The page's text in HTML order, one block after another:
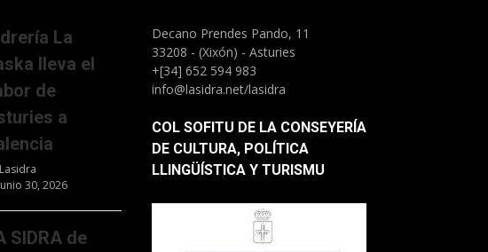
La
lleva el
de
a
Lasidra
30, 2026
SIDRA de
Decano Prendes Pando, 11
33208 - (Xixón) - Asturies
+[34] 652 594 983
info@lasidra.net/lasidra
COL SOFITU DE LA CONSEYERÍA
DE CULTURA, POLÍTICA
LLINGÜÍSTICA Y TURISMU